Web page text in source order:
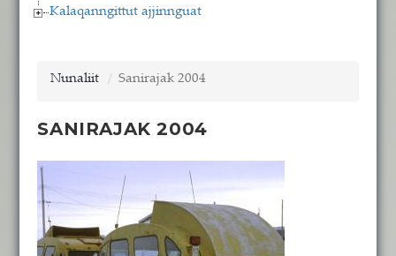
Kalaqanngittut ajjinnguat
Nunaliit Sanirajak 2004
SANIRAJAK 2004